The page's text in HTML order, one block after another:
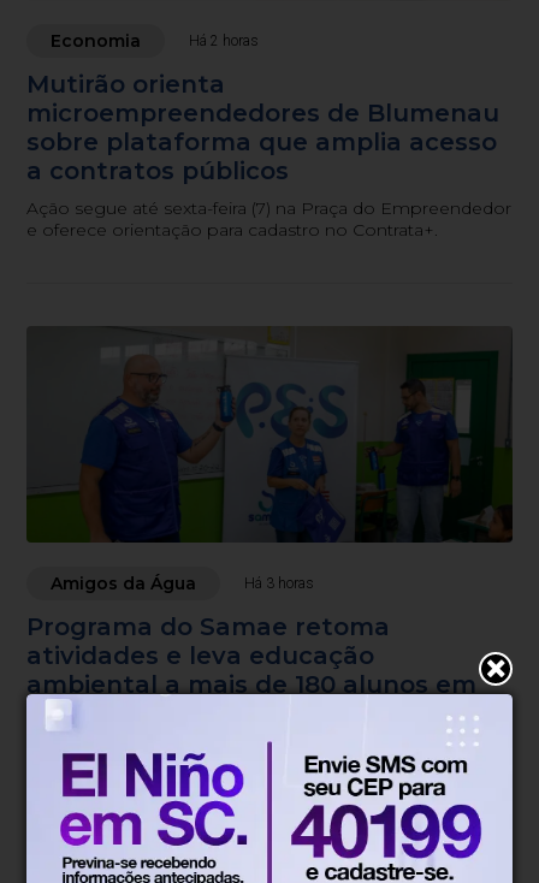
Economia Há 2 horas
Mutirão orienta
microempreendedores de Blumenau
sobre plataforma que amplia acesso
a contratos públicos
Ação segue até sexta-feira (7) na Praça do Empreendedor
e oferece orientação para cadastro no Contrata+.
Amigos da Água Há 3 horas
Programa do Samae retoma
atividades e leva educação
ambiental a mais de 180 alunos em
Blumenau
Ações envolvem 187 estudantes do 4º ano, com visitas
técnicas, atividades de educação ambiental e
aprendizado sobre tratamento de água, resíduos e
esgoto.
Blumenau, SC